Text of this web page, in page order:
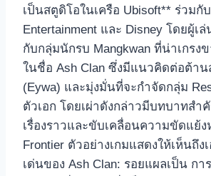
เป็นสตูดิโอในเครือ Ubisoft** ร่วมกั
Entertainment และ Disney โดยผู้เ
กับกลุ่มนักรบ Mangkwan ที่น่าเกรง
ในชื่อ Ash Clan ซึ่งมีแนวคิดต่อต้าน
(Eywa) และมุ่งมั่นที่จะกำจัดกลุ่ม
ตัวเอก โดยเผ่าดังกล่าวมีบทบาทสำ
เรื่องราวและขับเคลื่อนความขัดแย้ง
Frontier ตัวอย่างเกมแสดงให้เห็นถึ
เด่นของ Ash Clan: รอยแผลเป็น กา